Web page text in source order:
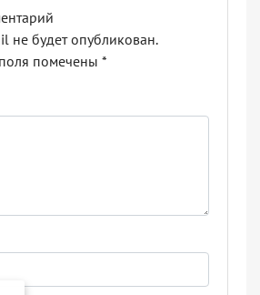
не будет опубликован.
помечены *